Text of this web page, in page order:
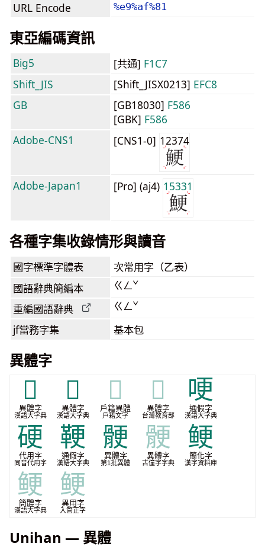
URL Encode %e9%af%81
東亞編碼資訊
Big5 [共通] F1C7
Shift_JIS
[Shift_JISX0213] EFC8
GB
[GB18030] F586
[GBK] F586
Adobe-CNS1
[CNS1-0] 12374
Adobe-Japan1 [Pro] (aj4) 15331
各種字集收錄情形與讀音
國字標準字體表 次常用字（乙表）
國語辭典簡編本 ㄍㄥˇ
重編國語辭典 ㄍㄥˇ
jf當務字集 基本包
異體字
𦛟
異體字
漢語大字典
𩹐
異體字
漢語大字典
𩹐
戶籍異體
戶籍文字
𩹐
異體字
台灣教育部
哽
通假字
漢語大字典
硬
代用字
同音代用字
鞕
通假字
漢語大字典
骾
異體字
第1批異體
骾
異體字
古僮字字典
鲠
簡化字
漢字資料庫
鲠
簡體字
漢語大字典
鲠
異用字
入管正字
Unihan — 異體